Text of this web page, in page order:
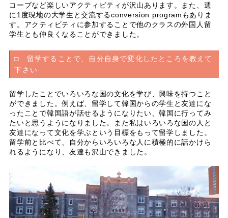
コーブなど楽しいアクティビティが沢山あります。また、週
に1度現地の大学生と交流するconversion programもありま
す。アクティビティに参加することで他のクラスの外国人留
学生とも仲良くなることができました。
□ 留学することで、自分自身で変化したところを教えて
下さい
留学したことでいろいろな国の文化を学び、興味を持つこと
ができました。例えば、留学して韓国からの学生と友達にな
ったことで韓国語が話せるようになりたい、韓国に行ってみ
たいと思うようになりました。また私はいろいろな国の人と
友達になって文化を学ぶという目標をもって留学しました。
留学前と比べて、自分からいろいろな人に積極的に話かけら
れるようになり、友達も沢山できました。